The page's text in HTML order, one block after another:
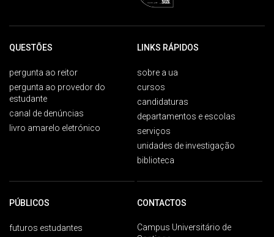
QUESTÕES
pergunta ao reitor
pergunta ao provedor do
estudante
canal de denúncias
livro amarelo eletrónico
LINKS RÁPIDOS
sobre a ua
cursos
candidaturas
departamentos e escolas
serviços
unidades de investigação
biblioteca
PÚBLICOS
futuros estudantes
CONTACTOS
Campus Universitário de